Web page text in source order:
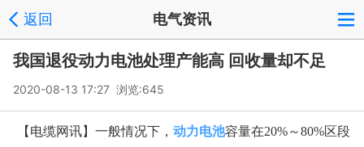
返回 电气资讯
我国退役动力电池处理产能高 回收量却不足
2020-08-13 17:27 浏览:645
【电缆网讯】一般情况下， 动力电池容量在20%～80%区段